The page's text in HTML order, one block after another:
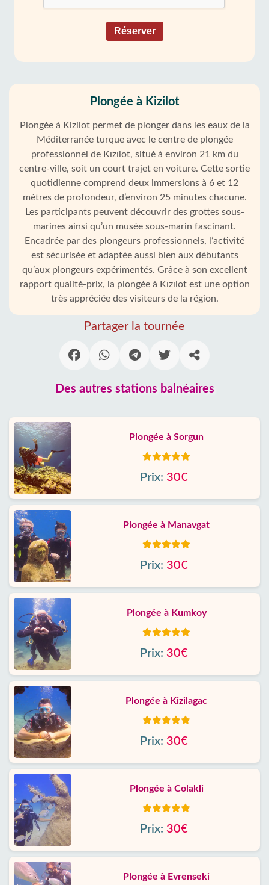
Réserver
Plongée à Kizilot
Plongée à Kizilot permet de plonger dans les eaux de la
Méditerranée turque avec le centre de plongée
professionnel de Kızılot, situé à environ 21 km du
centre-ville, soit un court trajet en voiture. Cette sortie
quotidienne comprend deux immersions à 6 et 12
mètres de profondeur, d’environ 25 minutes chacune.
Les participants peuvent découvrir des grottes sous-
marines ainsi qu’un musée sous-marin fascinant.
Encadrée par des plongeurs professionnels, l’activité
est sécurisée et adaptée aussi bien aux débutants
qu’aux plongeurs expérimentés. Grâce à son excellent
rapport qualité-prix, la plongée à Kızılot est une option
très appréciée des visiteurs de la région.
Partager la tournée
Des autres stations balnéaires
Plongée à Sorgun
Prix: 30€
Plongée à Manavgat
Prix: 30€
Plongée à Kumkoy
Prix: 30€
Plongée à Kizilagac
Prix: 30€
Plongée à Colakli
Prix: 30€
Plongée à Evrenseki